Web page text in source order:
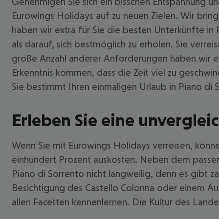
Eurowings Holidays auf zu neuen Zielen. Wir
haben wir extra für Sie die besten Unterkünfte in
als darauf, sich bestmöglich zu erholen. Sie
große Anzahl anderer Anforderungen haben wir
Erkenntnis kommen, dass die Zeit viel zu
Sie bestimmt Ihren einmaligen Urlaub in Piano di
Erleben Sie eine
Wenn Sie mit Eurowings Holidays verreisen,
einhundert Prozent auskosten. Neben dem
Piano di Sorrento nicht langweilig, denn es gibt
Besichtigung des Castello Colonna oder einem
allen Facetten kennenlernen. Die Kultur des